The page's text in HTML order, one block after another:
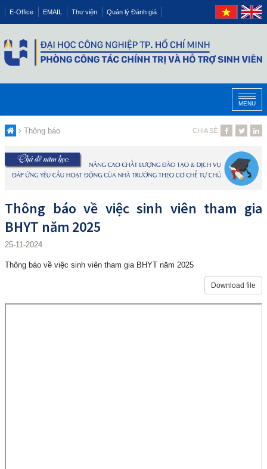
E-Office EMAIL Thư viện Quản lý Đánh giá
MENU
Thông báo CHIA SẺ
Thông báo về việc sinh viên tham gia
BHYT năm 2025
25-11-2024
Thông báo về việc sinh viên tham gia BHYT năm 2025
Download file